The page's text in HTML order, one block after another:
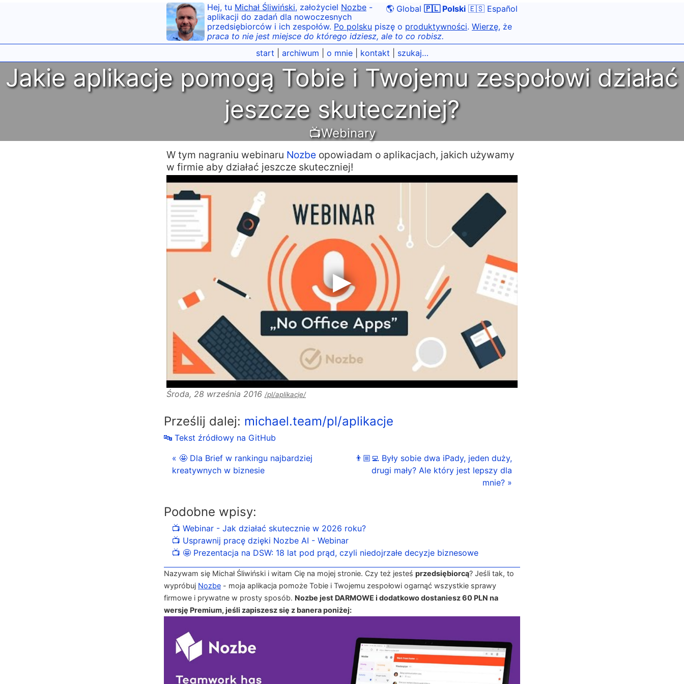
🌎 Global 🇵🇱 Polski 🇪🇸 Español
Hej, tu Michał Śliwiński, założyciel Nozbe -
aplikacji do zadań dla nowoczesnych
przedsiębiorców i ich zespołów. Po polsku piszę o produktywności. Wierzę, że
praca to nie jest miejsce do którego idziesz, ale to co robisz.
start
archiwum o mnie| kontakt szukaj…
Jakie aplikacje pomogą Tobie i Twojemu zespołowi działać
jeszcze skuteczniej?
📺Webinary
W tym nagraniu webinaru Nozbe opowiadam o aplikacjach, jakich używamy
w firmie aby działać jeszcze skuteczniej!
Środa, 28 września 2016 /pl/aplikacje/
Prześlij dalej: michael.team/pl/aplikacje
🔤 Tekst źródłowy na GitHub
« 🤩 Dla Brief w rankingu najbardziej
kreatywnych w biznesie
👨🏼‍💻 Były sobie dwa iPady, jeden duży,
drugi mały? Ale który jest lepszy dla
mnie? »
Podobne wpisy:
📺 Webinar - Jak działać skutecznie w 2026 roku?
📺 Usprawnij pracę dzięki Nozbe AI - Webinar
📺 🤩 Prezentacja na DSW: 18 lat pod prąd, czyli niedojrzałe decyzje biznesowe
Nazywam się Michał Śliwiński i witam Cię na mojej stronie. Czy też jesteś przedsiębiorcą? Jeśli tak, to
wypróbuj Nozbe - moja aplikacja pomoże Tobie i Twojemu zespołowi ogarnąć wszystkie sprawy
firmowe i prywatne w prosty sposób. Nozbe jest DARMOWE i dodatkowo dostaniesz 60 PLN na
wersję Premium, jeśli zapiszesz się z banera poniżej: